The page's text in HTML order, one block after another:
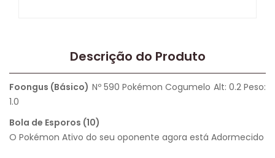
Descrição do Produto
Foongus (Básico) Nº 590 Pokémon Cogumelo Alt: 0.2 Peso:
1.0
Bola de Esporos (10)
O Pokémon Ativo do seu oponente agora está Adormecido